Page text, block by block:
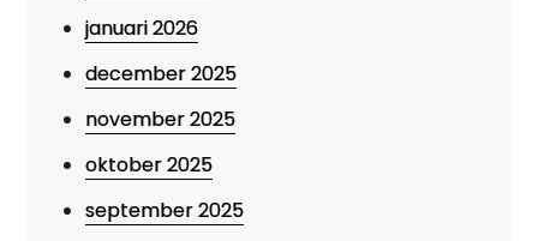
januari 2026
december 2025
november 2025
oktober 2025
september 2025